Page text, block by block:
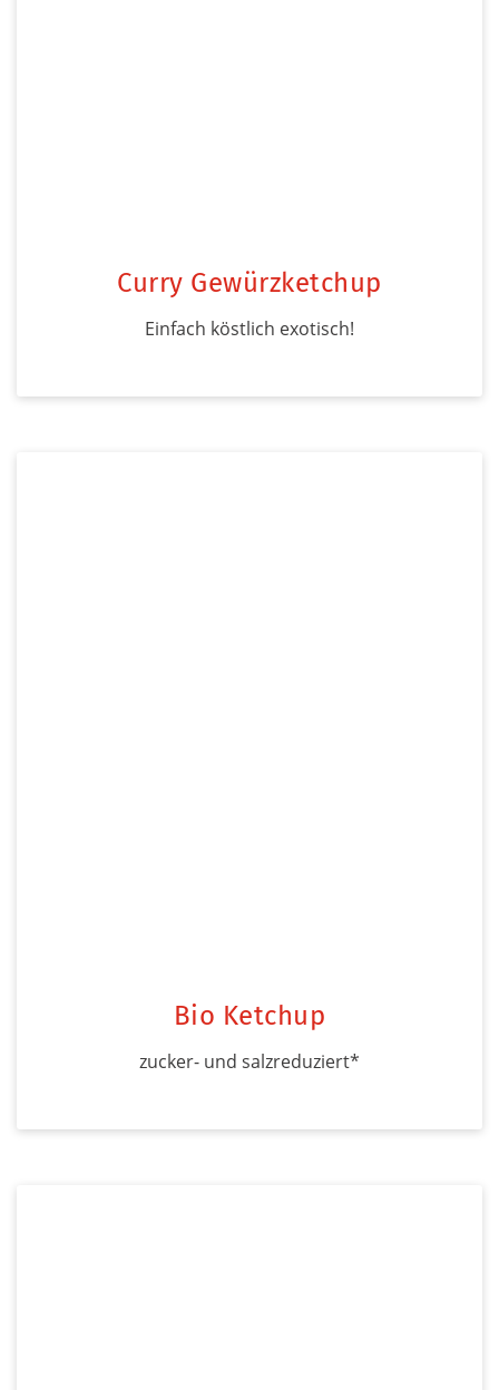
Curry Gewürzketchup
Einfach köstlich exotisch!
Bio Ketchup
zucker- und salzreduziert*